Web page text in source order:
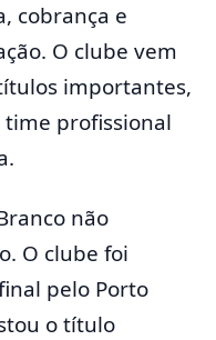
cobrança e
O clube vem
importantes,
profissional
não
O clube foi
pelo Porto
o título